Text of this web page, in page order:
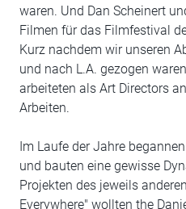
waren. Und Dan Scheinert
Filmen für das Filmfestival
Kurz nachdem wir unseren
und nach L.A. gezogen
arbeiteten als Art Directors
Arbeiten.
Im Laufe der Jahre
und bauten eine gewisse
Projekten des jeweils
Everywhere" wollten the